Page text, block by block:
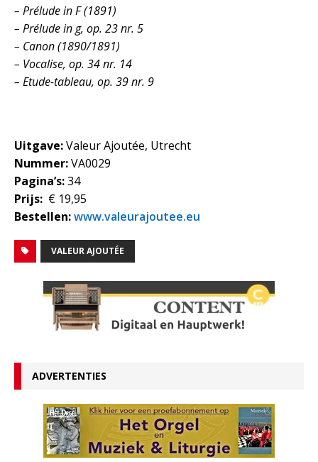
– Prélude in F (1891)
– Prélude in g, op. 23 nr. 5
– Canon (1890/1891)
– Vocalise, op. 34 nr. 14
– Etude-tableau, op. 39 nr. 9
Uitgave:Valeur Ajoutée, Utrecht
Nummer:VA0029
Pagina’s:34
Prijs: € 19,95
Bestellen:www.valeurajoutee.eu
VALEUR AJOUTÉE
ADVERTENTIES